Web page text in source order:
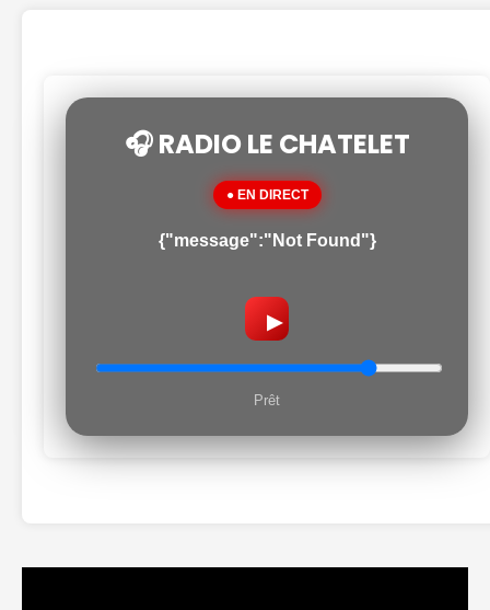
🎧 RADIO LE CHATELET
● EN DIRECT
{"message":"Not Found"}
▶
Prêt